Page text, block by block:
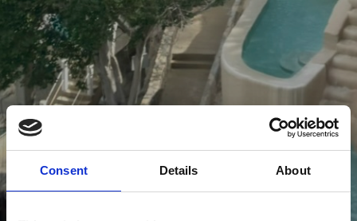
Consent Details About